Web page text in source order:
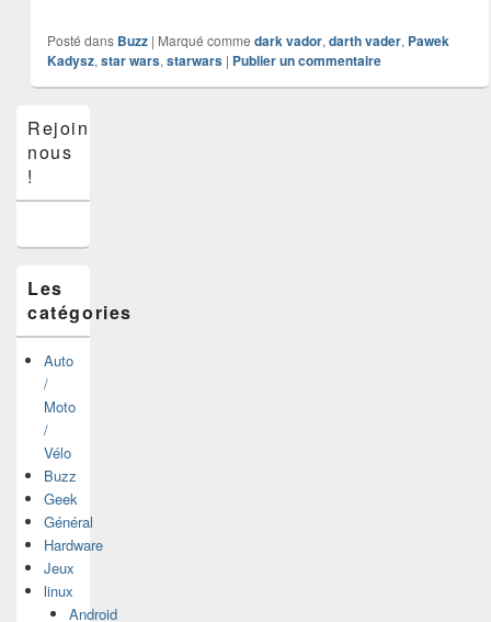
Posté dans Buzz | Marqué comme dark vador, darth vader, Pawek
Kadysz, star wars, starwars | Publier un commentaire
principale
de
widget
latérale
Rejoins-
nous
!
Les
catégories
Auto
/
Moto
/
Vélo
Buzz
Geek
Général
Hardware
Jeux
linux
Android